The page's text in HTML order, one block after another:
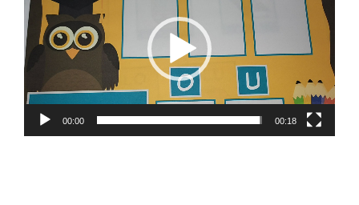
vídeo
00:00 00:18